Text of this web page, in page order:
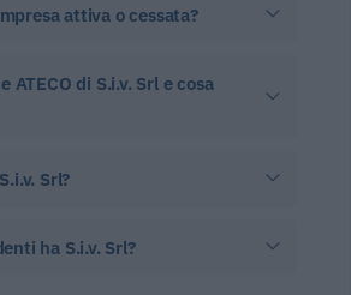
attiva o cessata?
ATECO di S.i.v. Srl e cosa
Srl?
ha S.i.v. Srl?